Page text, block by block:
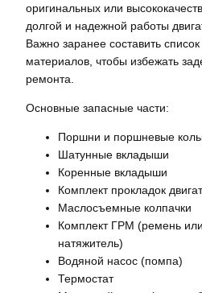
оригинальных или
долгой и надежной работы
Важно заранее составить
материалов, чтобы избежать
ремонта.
Основные запасные части:
Поршни и поршневые
Шатунные вкладыши
Коренные вкладыши
Комплект прокладок
Маслосъемные колпачки
Комплект ГРМ (ремень
натяжитель)
Водяной насос (помпа)
Термостат